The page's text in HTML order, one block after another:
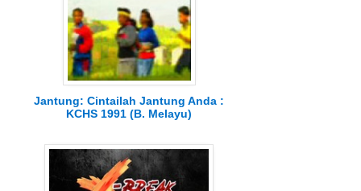
Jantung: Cintailah Jantung Anda :
KCHS 1991 (B. Melayu)